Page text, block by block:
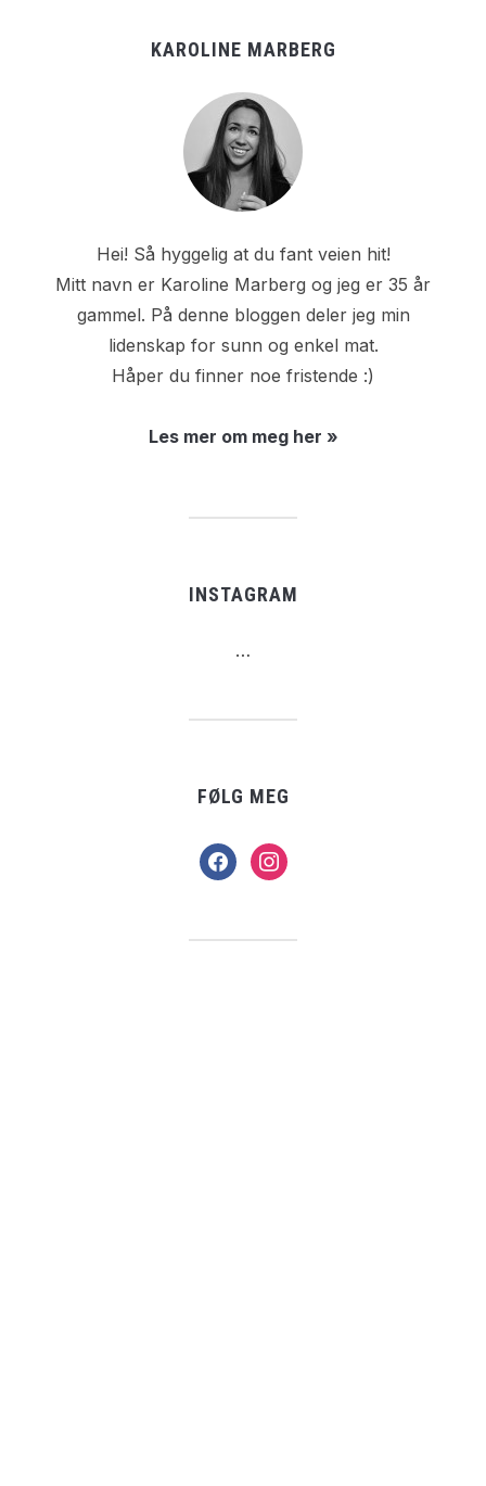
KAROLINE MARBERG
Hei! Så hyggelig at du fant veien hit!
Mitt navn er Karoline Marberg og jeg er 35 år
gammel. På denne bloggen deler jeg min
lidenskap for sunn og enkel mat.
Håper du finner noe fristende :)
Les mer om meg her »
INSTAGRAM
…
FØLG MEG
facebookinstagram